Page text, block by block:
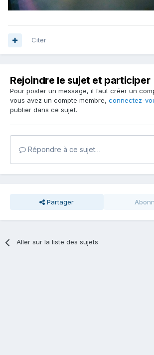
Citer
Rejoindre le sujet et participer
Pour poster un message, il faut créer un
vous avez un compte membre, connectez-
publier dans ce sujet.
Répondre à ce sujet…
Partager
Aller sur la liste des sujets